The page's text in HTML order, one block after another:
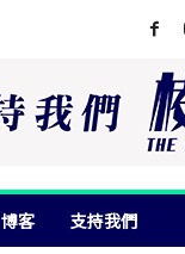
博客 支持我們